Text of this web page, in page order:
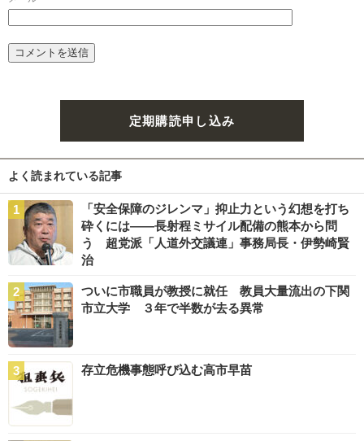
定期購読申し込み
よく読まれている記事
「安全保障のジレンマ」抑止力という幻想を打ち
砕くには――長射程ミサイル配備の熊本から問
う 超党派「人道外交議連」事務局長・伊勢崎賢
治
ついに市職員が教授に就任 教員大量流出の下関
市立大学 ３年で半数が去る異常
存立危機事態呼び込む高市早苗